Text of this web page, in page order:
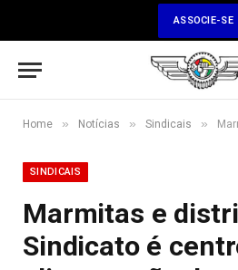
ASSOCIE-SE
Home » Notícias » Sindicais »
SINDICAIS
Marmitas e
Sindicato é